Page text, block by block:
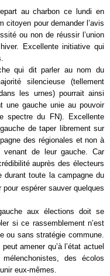
au charbon ce lundi en
citoyen pour demander l’avis
ou non de réussir l’union
Excellente initiative qui
qui dit parler au nom du
silencieuse (tellement
les urnes) pourrait ainsi
une gauche unie au pouvoir
spectre du FN). Excellente
de taper librement sur
des régionales et non à
de leur gauche. Car
auprès des électeurs
durant toute la campagne du
espérer sauver quelques
aux élections doit se
si ce rassemblement n’est
ou sans stratégie commune.
amener qu’à l’état actuel
des écolos
eux-mêmes.